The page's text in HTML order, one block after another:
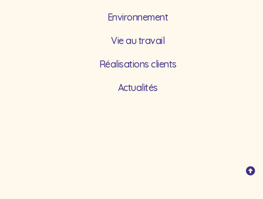
Environnement
Vie au travail
Réalisations clients
Actualités